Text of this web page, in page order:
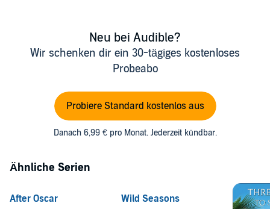
Neu bei Audible?
Wir schenken dir ein 30-tägiges kostenloses
Probeabo
Probiere Standard kostenlos aus
Danach 6,99 € pro Monat. Jederzeit kündbar.
Ähnliche Serien
After Oscar
Wild Seasons